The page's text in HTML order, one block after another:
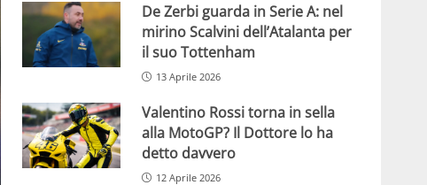
De Zerbi guarda in Serie A: nel
mirino Scalvini dell’Atalanta per
il suo Tottenham
13 Aprile 2026
Valentino Rossi torna in sella
alla MotoGP? Il Dottore lo ha
detto davvero
12 Aprile 2026